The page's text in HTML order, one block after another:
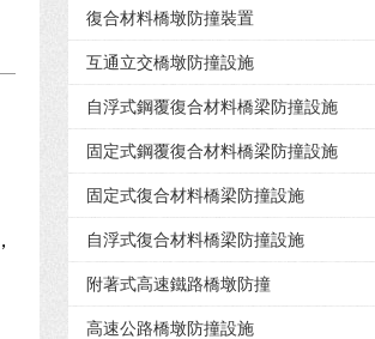
復合材料橋墩防撞裝置
互通立交橋墩防撞設施
自浮式鋼覆復合材料橋梁防撞設施
固定式鋼覆復合材料橋梁防撞設施
固定式復合材料橋梁防撞設施
自浮式復合材料橋梁防撞設施
附著式高速鐵路橋墩防撞
高速公路橋墩防撞設施